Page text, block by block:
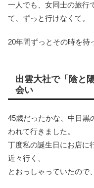
一人でも、女同士の旅行
て、ずっと行けなくて。
20年間ずっとその時を待
出雲大社で「陰と
会い
45歳だったかな、中目黒
われて行きました。
丁度私の誕生日にお店に
近々行く、
とおっしゃっていたので